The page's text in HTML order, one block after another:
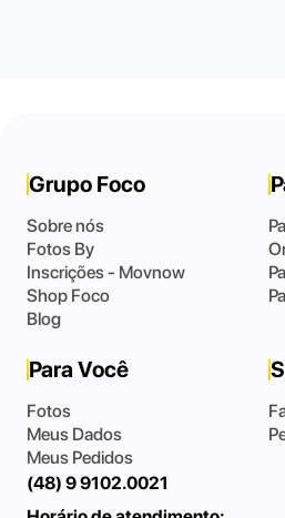
Grupo Foco
Sobre nós
Fotos By
Inscrições - Movnow
Shop Foco
Blog
Para Você
Fotos
Meus Dados
Meus Pedidos
(48) 9 9102.0021